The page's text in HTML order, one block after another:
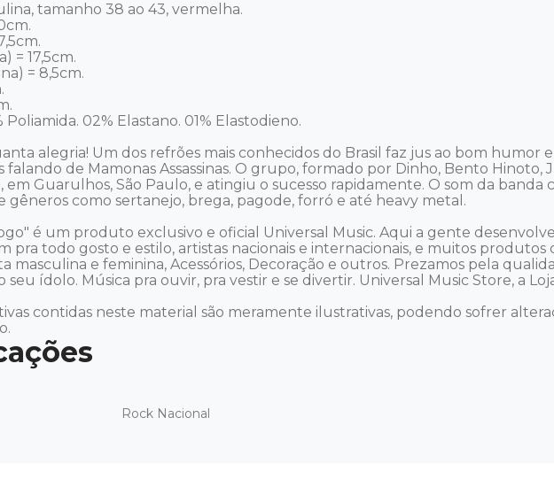
tamanho 38 ao 43, vermelha.
= 17,5cm.
= 8,5cm.
Poliamida. 02% Elastano. 01% Elastodieno.
alegria! Um dos refrões mais conhecidos do Brasil faz jus ao bom humor
falando de Mamonas Assassinas. O grupo, formado por Dinho, Bento Hinoto,
em Guarulhos, São Paulo, e atingiu o sucesso rapidamente. O som da
gêneros como sertanejo, brega, pagode, forró e até heavy metal.
é um produto exclusivo e oficial Universal Music. Aqui a gente
pra todo gosto e estilo, artistas nacionais e internacionais, e muitos produtos
masculina e feminina, Acessórios, Decoração e outros. Prezamos pela
seu ídolo. Música pra ouvir, pra vestir e se divertir. Universal Music Store, a
contidas neste material são meramente ilustrativas, podendo sofrer
Rock Nacional